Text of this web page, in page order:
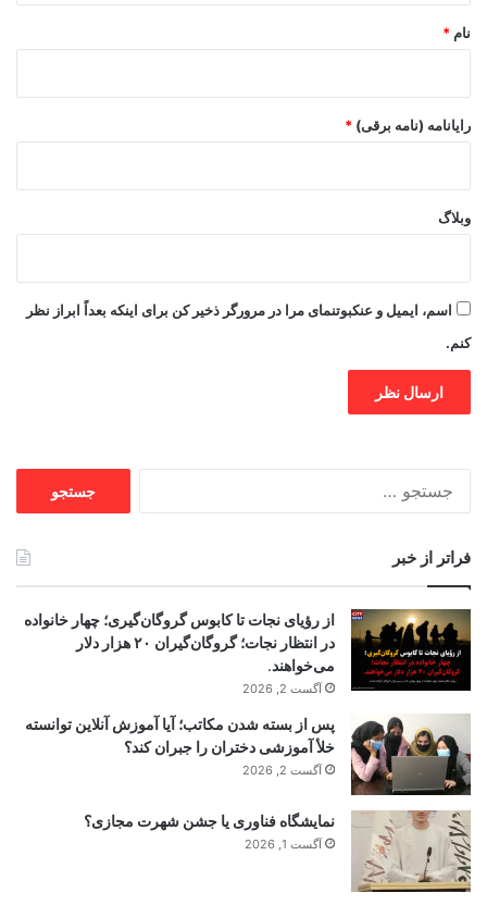
نام *
رایانامه (نامه برقی) *
وبلاگ
اسم، ایمیل و عنکبوتنمای مرا در مرورگر ذخیر کن برای اینکه بعداً ابراز نظر
کنم.
فراتر از خبر
از رؤیای نجات تا کابوس گروگان‌گیری؛ چهار خانواده
در انتظار نجات؛ گروگان‌گیران ۲۰ هزار دلار
می‌خواهند.
آگست 2, 2026
پس از بسته شدن مکاتب؛ آیا آموزش آنلاین توانسته
خلأ آموزشی دختران را جبران کند؟
آگست 2, 2026
نمایشگاه فناوری یا جشن شهرت مجازی؟
آگست 1, 2026